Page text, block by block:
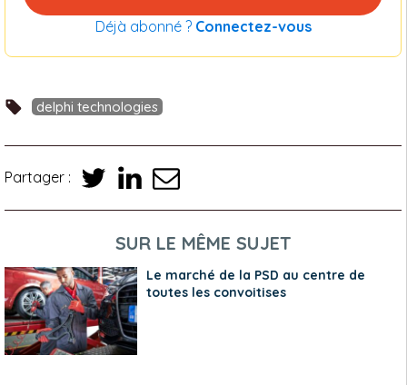
Déjà abonné ? Connectez-vous
delphi technologies
Partager :
SUR LE MÊME SUJET
Le marché de la PSD au centre de
toutes les convoitises